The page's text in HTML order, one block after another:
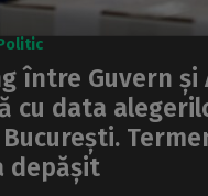
între Guvern
cu data
depășit